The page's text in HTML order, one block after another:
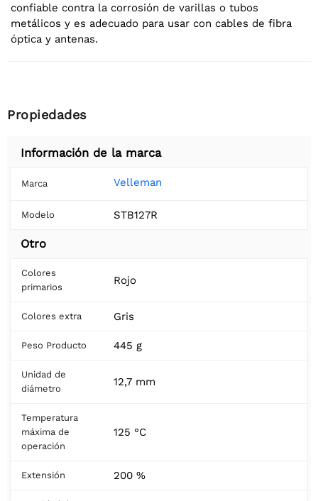
confiable contra la corrosión de varillas o tubos
metálicos y es adecuado para usar con cables de fibra
óptica y antenas.
Propiedades
Información de la marca
Marca Velleman
Modelo STB127R
Otro
Colores
primarios
Rojo
Colores extra Gris
Peso Producto 445 g
Unidad de
diámetro
12,7 mm
Temperatura
máxima de
operación
125 °C
Extensión 200 %